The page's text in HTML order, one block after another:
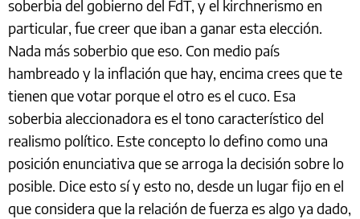
soberbia del gobierno del FdT, y el kirchnerismo en
particular, fue creer que iban a ganar esta elección.
Nada más soberbio que eso. Con medio país
hambreado y la inflación que hay, encima crees que te
tienen que votar porque el otro es el cuco. Esa
soberbia aleccionadora es el tono característico del
realismo político. Este concepto lo defino como una
posición enunciativa que se arroga la decisión sobre lo
posible. Dice esto sí y esto no, desde un lugar fijo en el
que considera que la relación de fuerza es algo ya dado,